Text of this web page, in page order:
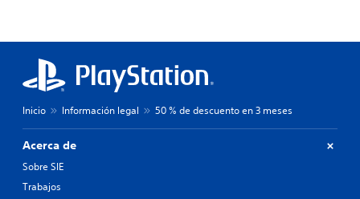
Inicio Información legal 50 % de descuento en 3 meses
Acerca de
Sobre SIE
Trabajos